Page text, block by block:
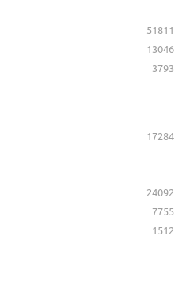
51811
13046
3793
17284
24092
7755
1512